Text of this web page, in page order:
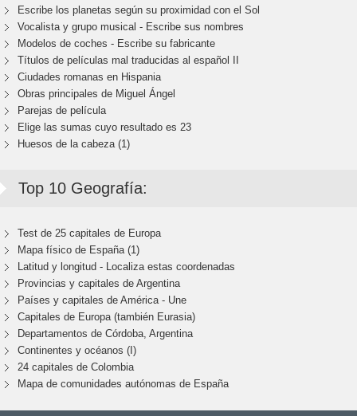
Escribe los planetas según su proximidad con el Sol
Vocalista y grupo musical - Escribe sus nombres
Modelos de coches - Escribe su fabricante
Títulos de películas mal traducidas al español II
Ciudades romanas en Hispania
Obras principales de Miguel Ángel
Parejas de película
Elige las sumas cuyo resultado es 23
Huesos de la cabeza (1)
Top 10 Geografía:
Test de 25 capitales de Europa
Mapa físico de España (1)
Latitud y longitud - Localiza estas coordenadas
Provincias y capitales de Argentina
Países y capitales de América - Une
Capitales de Europa (también Eurasia)
Departamentos de Córdoba, Argentina
Continentes y océanos (I)
24 capitales de Colombia
Mapa de comunidades autónomas de España